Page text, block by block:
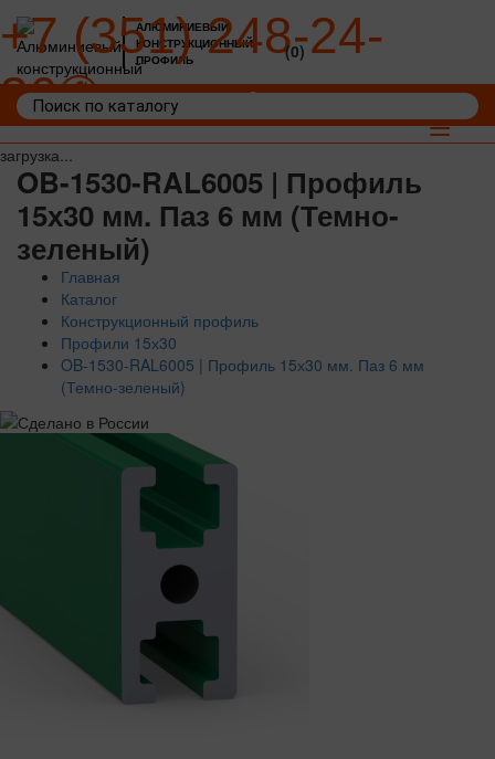
загрузка...
АЛЮМИНИЕВЫЙ
КОНСТРУКЦИОННЫЙ
ПРОФИЛЬ
+7 (351) 248-24-
36
(0)
Toggle
OB-1530-RAL6005 | Профиль
15х30 мм. Паз 6 мм (Темно-
зеленый)
Главная
Каталог
Конструкционный профиль
Профили 15х30
OB-1530-RAL6005 | Профиль 15х30 мм. Паз 6 мм
(Темно-зеленый)